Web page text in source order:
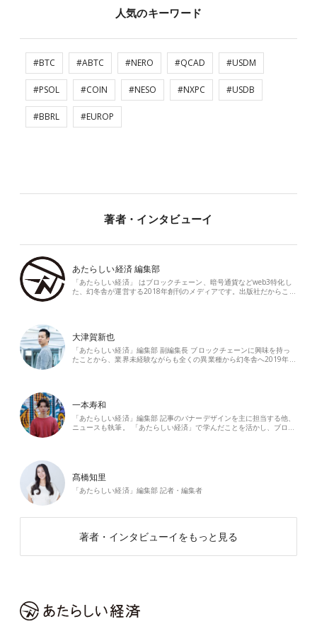
人気のキーワード
#BTC #ABTC #NERO #QCAD #USDM
#PSOL #COIN #NESO #NXPC #USDB
#BBRL #EUROP
著者・インタビューイ
あたらしい経済 編集部
「あたらしい経済」 はブロックチェーン、暗号通貨などweb3特化し
た、幻冬舎が運営する2018年創刊のメディアです。出版社だからこ…
大津賀新也
「あたらしい経済」編集部 副編集長 ブロックチェーンに興味を持っ
たことから、業界未経験ながらも全くの異業種から幻冬舎へ2019年…
一本寿和
「あたらしい経済」編集部 記事のバナーデザインを主に担当する他、
ニュースも執筆。 「あたらしい経済」で学んだことを活かし、ブロ…
髙橋知里
「あたらしい経済」編集部 記者・編集者
著者・インタビューイをもっと見る